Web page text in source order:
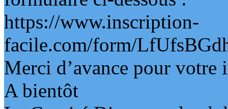
https://www.inscription-
facile.com/form/
Merci d’avance pour votre
A bientôt